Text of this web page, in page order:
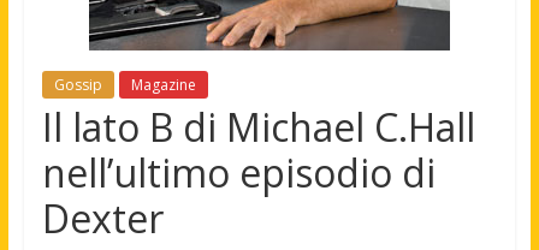
Gossip Magazine
Il lato B di Michael C.Hall
nell’ultimo episodio di
Dexter